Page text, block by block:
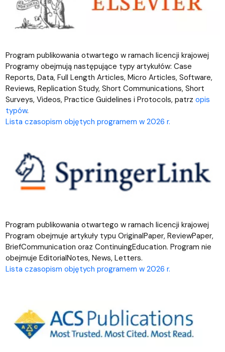
Program publikowania otwartego w ramach licencji krajowej
Programy obejmują następujące typy artykułów: Case
Reports, Data, Full Length Articles, Micro Articles, Software,
Reviews, Replication Study, Short Communications, Short
Surveys, Videos, Practice Guidelines i Protocols, patrz opis
typów.
Lista czasopism objętych programem w 2026 r.
Program publikowania otwartego w ramach licencji krajowej
Program obejmuje artykuły typu OriginalPaper, ReviewPaper,
BriefCommunication oraz ContinuingEducation. Program nie
obejmuje EditorialNotes, News, Letters.
Lista czasopism objętych programem w 2026 r.